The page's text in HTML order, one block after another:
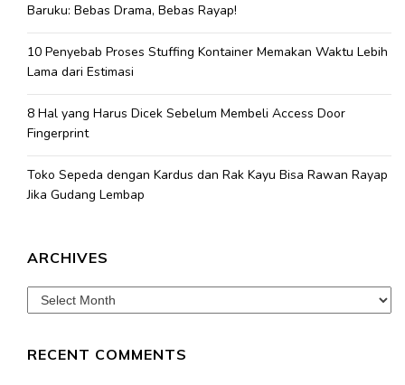
Baruku: Bebas Drama, Bebas Rayap!
10 Penyebab Proses Stuffing Kontainer Memakan Waktu Lebih
Lama dari Estimasi
8 Hal yang Harus Dicek Sebelum Membeli Access Door
Fingerprint
Toko Sepeda dengan Kardus dan Rak Kayu Bisa Rawan Rayap
Jika Gudang Lembap
ARCHIVES
Archives
RECENT COMMENTS